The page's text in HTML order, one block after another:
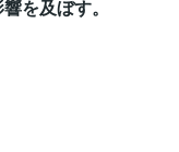
を及ぼす。